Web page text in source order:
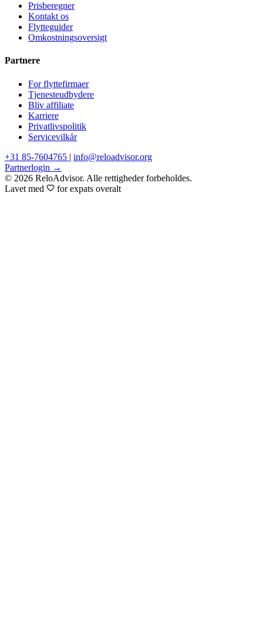
Prisberegner
Kontakt os
Flytteguider
Omkostningsoversigt
Partnere
For flyttefirmaer
Tjenesteudbydere
Bliv affiliate
Karriere
Privatlivspolitik
Servicevilkår
+31 85-7604765 | info@reloadvisor.org
Partnerlogin →
© 2026 ReloAdvisor. Alle rettigheder forbeholdes.
Lavet med
for expats overalt